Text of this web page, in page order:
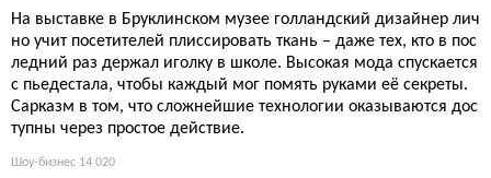
На выставке в Бруклинском музее голландский дизайнер лич
но учит посетителей плиссировать ткань – даже тех, кто в пос
ледний раз держал иголку в школе. Высокая мода спускается
с пьедестала, чтобы каждый мог помять руками её секреты.
Сарказм в том, что сложнейшие технологии оказываются дос
тупны через простое действие.
Шоу-бизнес 14 020